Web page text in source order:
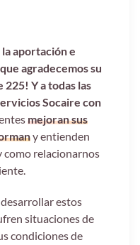
aportación e
agradecemos su
225! Y a todas las
Socaire con
mejoran sus
y entienden
como relacionarnos
estos
situaciones de
condiciones de